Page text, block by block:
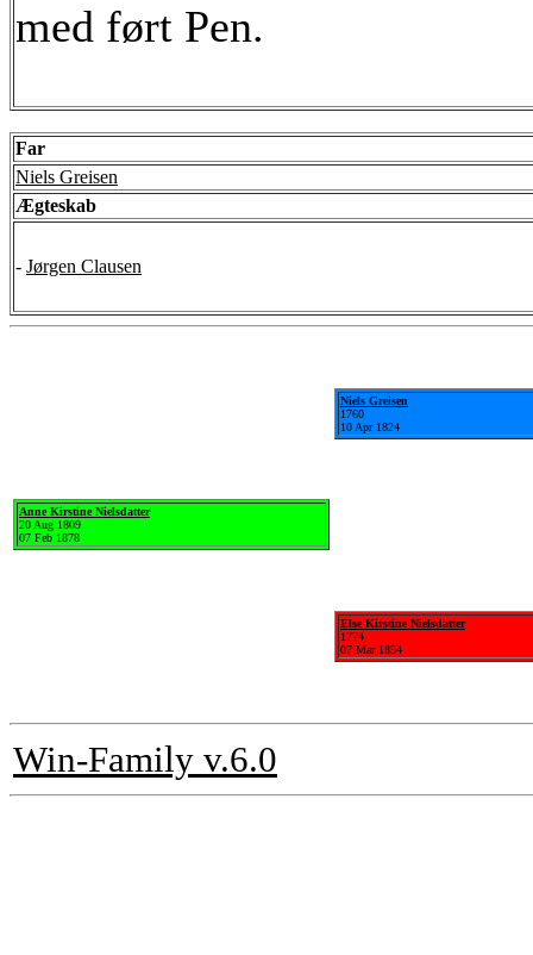
med ført Pen.
Far
Niels Greisen
Ægteskab
- Jørgen Clausen
Anne Kirstine Nielsdatter
20 Aug 1809
07 Feb 1878
Niels Greisen
1760
10 Apr 1824
Else Kirstine Nielsdatter
1774
07 Mar 1854
Win-Family v.6.0